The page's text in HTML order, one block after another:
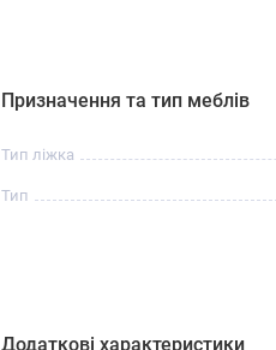
Призначення та тип меблів
Тип ліжка
Тип
Додаткові характеристики